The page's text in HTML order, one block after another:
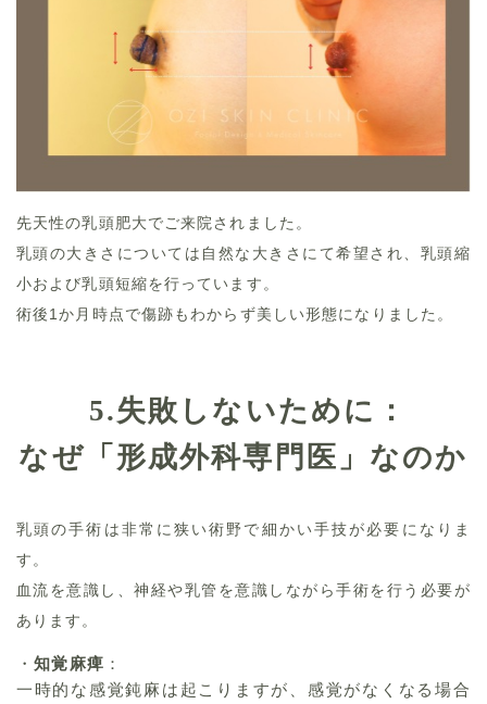
先天性の乳頭肥大でご来院されました。
乳頭の大きさについては自然な大きさにて希望され、乳頭縮
小および乳頭短縮を行っています。
術後1か月時点で傷跡もわからず美しい形態になりました。
5.失敗しないために：
なぜ「形成外科専門医」なのか
乳頭の手術は非常に狭い術野で細かい手技が必要になりま
す。
血流を意識し、神経や乳管を意識しながら手術を行う必要が
あります。
・知覚麻痺 ：
一時的な感覚鈍麻は起こりますが、感覚がなくなる場合